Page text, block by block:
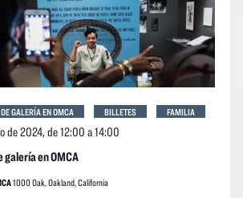
galería en OMCA
de 2024, de 12:00 a14:00
GALERÍA EN OMCA BILLETES FAMILIA
1000 Oak, Oakland, California